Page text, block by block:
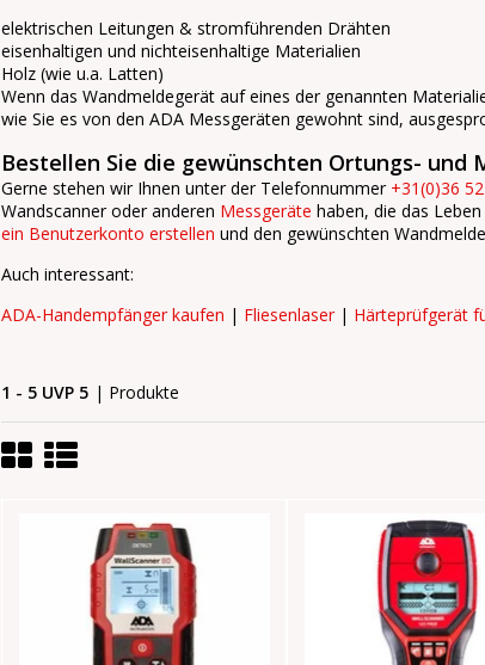
elektrischen Leitungen & stromführenden Drähten
eisenhaltigen und nichteisenhaltige Materialien
Holz (wie u.a. Latten)
Wenn das Wandmeldegerät auf eines der genannten
wie Sie es von den ADA Messgeräten gewohnt sind,
Bestellen Sie die gewünschten Ortungs- und
Gerne stehen wir Ihnen unter der Telefonnummer +31(0)36
Wandscanner oder anderen Messgeräte haben, die das
ein Benutzerkonto erstellen und den gewünschten
Auch interessant:
ADA-Handempfänger kaufen | Fliesenlaser| Härteprüfgerät
1 - 5 UVP 5 | Produkte